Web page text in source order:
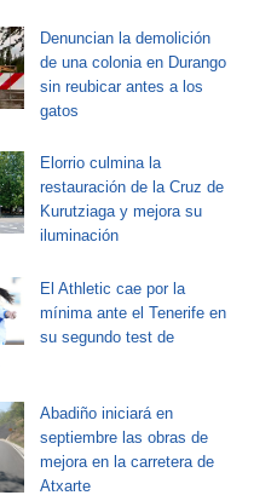
Denuncian la demolición
de una colonia en Durango
sin reubicar antes a los
gatos
Elorrio culmina la
restauración de la Cruz de
Kurutziaga y mejora su
iluminación
El Athletic cae por la
mínima ante el Tenerife en
su segundo test de
Abadiño iniciará en
septiembre las obras de
mejora en la carretera de
Atxarte